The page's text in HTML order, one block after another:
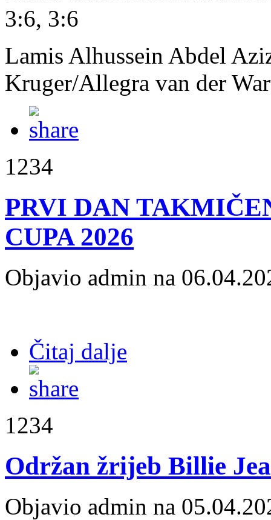
3:6, 3:6
Lamis Alhussein Abdel
Kruger/Allegra van der
1234
PRVI DAN
CUPA 2026
Objavio admin na
Čitaj dalje
1234
Održan žrijeb Billie
Objavio admin na